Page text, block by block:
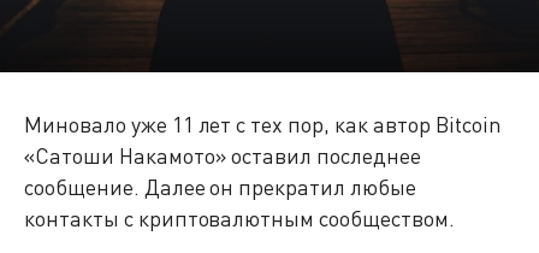
Миновало уже 11 лет с тех пор, как автор Bitcoin
«Сатоши Накамото» оставил последнее
сообщение. Далее он прекратил любые
контакты с криптовалютным сообществом.